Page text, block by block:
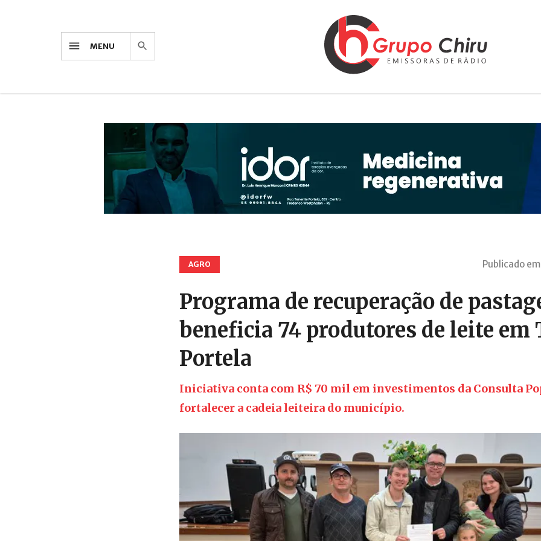
MENU
AGRO Publicado
Programa de recuperação de
beneficia 74 produtores de leite em
Portela
Iniciativa conta com R$ 70 mil em investimentos da Consulta
fortalecer a cadeia leiteira do município.